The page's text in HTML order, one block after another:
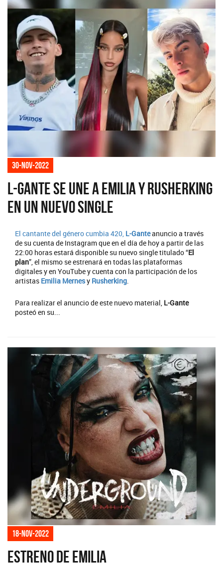
30-nov-2022
L-Gante se une a Emilia y Rusherking
en un nuevo single
El cantante del género cumbia 420, L-Ganteanuncio a través
de su cuenta de Instagram que en el día de hoy a partir de las
22:00 horas estará disponible su nuevo single titulado “El
plan”, el mismo se estrenará en todas las plataformas
digitales y en YouTube y cuenta con la participación de los
artistas Emilia Mernesy Rusherking
Para realizar el anuncio de este nuevo material, L-Gante
posteó en su...
18-nov-2022
Estreno de Emilia